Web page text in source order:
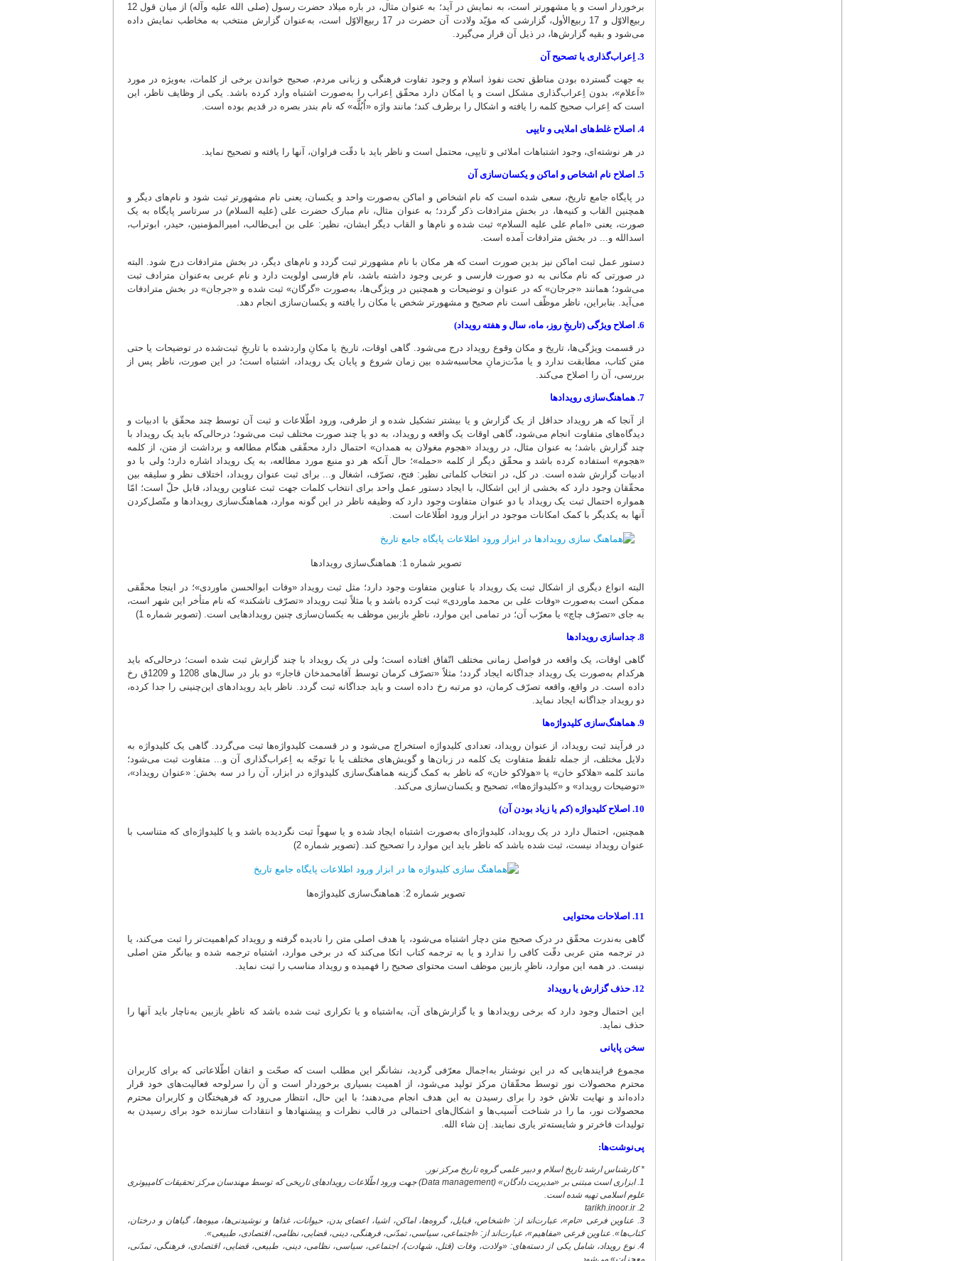
برخوردار است و یا مشهورتر است، به نمایش در آید؛ به عنوان مثال، در باره میلاد حضرت رسول (صلی الله علیه وآله) از میان قول 12
ربیع‌الاوّل و 17 ربیع‌الأول، گزارشی که مؤیّد ولادت آن حضرت در 17 ربیع‌الاوّل است، به‌عنوان گزارش منتخب به مخاطب نمایش داده
می‌شود و بقیه گزارش‌ها، در ذیل آن قرار می‌گیرد.
3. اِعراب‌گذاری یا تصحیح آن
به جهت گسترده بودن مناطق تحت نفوذ اسلام و وجود تفاوت فرهنگی و زبانی مردم، صحیح خواندن برخی از کلمات، به‌ویژه در مورد
«اَعلام»، بدون اِعراب‌گذاری مشکل است و یا امکان دارد محقّق اِعراب را به‌صورت اشتباه وارد کرده باشد. یکی از وظایف ناظر، این
است که اِعراب صحیح کلمه را یافته و اشکال را برطرف کند؛ مانند واژه «اُبُلَّه» که نام بندر بصره در قدیم بوده است.
4. اصلاح غلط‌های املایی و تایپی
در هر نوشته‌ای، وجود اشتباهات املائی و تایپی، محتمل است و ناظر باید با دقّت فراوان، آنها را یافته و تصحیح نماید.
5. اصلاح نام اشخاص و اماکن و یکسان‌سازی آن
در پایگاه جامع تاریخ، سعی شده است که نام اشخاص و اماکن به‌صورت واحد و یکسان، یعنی نام مشهورتر ثبت شود و نام‌های دیگر و
همچنین القاب و کنیه‌ها، در بخش مترادفات ذکر گردد؛ به عنوان مثال، نام مبارک حضرت علی (علیه السلام) در سرتاسر پایگاه به یک
صورت، یعنی «امام علی علیه السلام» ثبت شده و نام‌ها و القاب دیگر ایشان، نظیر: علی بن أبی‌طالب، امیرالمؤمنین، حیدر، ابوتراب،
اسدالله و... در بخش مترادفات آمده است.
دستور عمل ثبت اماکن نیز بدین صورت است که هر مکان با نام مشهورتر ثبت گردد و نام‌های دیگر، در بخش مترادفات درج شود. البته
در صورتی که نام مکانی به دو صورت فارسی و عربی وجود داشته باشد، نام فارسی اولویت دارد و نام عربی به‌عنوان مترادف ثبت
می‌شود؛ همانند «جرجان» که در عنوان و توضیحات و همچنین در ویژگی‌ها، به‌صورت «گرگان» ثبت شده و «جرجان» در بخش مترادفات
می‌آید. بنابراین، ناظر موظّف است نام صحیح و مشهورتر شخص یا مکان را یافته و یکسان‌سازی انجام دهد.
6. اصلاح ویژگی (تاریخِ روز، ماه، سال و هفته رویداد)
در قسمت ویژگی‌ها، تاریخ و مکان وقوع رویداد درج می‌شود. گاهی اوقات، تاریخ یا مکانِ واردشده با تاریخِ ثبت‌شده در توضیحات یا حتی
متن کتاب، مطابقت ندارد و یا مدّت‌زمانِ محاسبه‌شده بین زمان شروع و پایان یک رویداد، اشتباه است؛ در این صورت، ناظر پس از
بررسی، آن را اصلاح می‌کند.
7. هماهنگ‌سازی رویدادها
از آنجا که هر رویداد حداقل از یک گزارش و یا بیشتر تشکیل شده و از طرفی، ورود اطّلاعات و ثبت آن توسط چند محقّق با ادبیات و
دیدگاه‌های متفاوت انجام می‌شود، گاهی اوقات یک واقعه و رویداد، به دو یا چند صورت مختلف ثبت می‌شود؛ درحالی‌که باید یک رویداد با
چند گزارش باشد؛ به عنوان مثال، در رویداد «هجوم مغولان به همدان» احتمال دارد محقّقی هنگام مطالعه و برداشت از متن، از کلمه
«هجوم» استفاده کرده باشد و محقّق دیگر از کلمه «حمله»؛ حال آنکه هر دو منبع مورد مطالعه، به یک رویداد اشاره دارد؛ ولی با دو
ادبیات گزارش شده است. در کل، در انتخاب کلماتی نظیر: فتح، تصرّف، اشغال و... برای ثبت عنوان رویداد، اختلاف نظر و سلیقه بین
محقّقان وجود دارد که بخشی از این اشکال، با ایجاد دستور عمل واحد برای انتخاب کلمات جهت ثبت عناوین رویداد، قابل حلّ است؛ امّا
همواره احتمال ثبت یک رویداد با دو عنوان متفاوت وجود دارد که وظیفه ناظر در این گونه موارد، هماهنگ‌سازی رویدادها و متّصل‌کردن
آنها به یکدیگر با کمک امکانات موجود در ابزار ورود اطّلاعات است.
تصویر شماره 1: هماهنگ‌سازی رویدادها
البته انواع دیگری از اشکال ثبت یک رویداد با عناوین متفاوت وجود دارد؛ مثل ثبت رویداد «وفات ابوالحسن ماوردی»؛ در اینجا محقّقی
ممکن است به‌صورت «وفات علی بن محمد ماوردی» ثبت کرده باشد و یا مثلاً ثبت رویداد «تصرّف تاشکند» که نام متأخر این شهر است،
به جای «تصرّف چاچ» یا معرّب آن؛ در تمامی این موارد، ناظرِ بازبین موظف به یکسان‌سازی چنین رویدادهایی است. (تصویر شماره 1)
8. جداسازی رویدادها
گاهی اوقات، یک واقعه در فواصل زمانی مختلف اتّفاق افتاده است؛ ولی در یک رویداد با چند گزارش ثبت شده است؛ درحالی‌که باید
هرکدام به‌صورت یک رویداد جداگانه ایجاد گردد؛ مثلاً «تصرّف کرمان توسط آقامحمدخان قاجار» دو بار در سال‌های 1208 و 1209ق رخ
داده است. در واقع، واقعه تصرّف کرمان، دو مرتبه رخ داده است و باید جداگانه ثبت گردد. ناظر باید رویدادهای این‌چنینی را جدا کرده،
دو رویداد جداگانه ایجاد نماید.
9. هماهنگ‌سازی کلیدواژه‌ها
در فرآیند ثبت رویداد، از عنوان رویداد، تعدادی کلیدواژه استخراج می‌شود و در قسمت کلیدواژه‌ها ثبت می‌گردد. گاهی یک کلیدواژه به
دلایل مختلف، از جمله تلفظ متفاوت یک کلمه در زبان‌ها و گویش‌های مختلف یا با توجّه به اِعراب‌گذاری آن و... متفاوت ثبت می‌شود؛
مانند کلمه «هلاکو خان» یا «هولاکو خان» که ناظر به کمک گزینه هماهنگ‌سازی کلیدواژه در ابزار، آن را در سه بخش: «عنوان رویداد»،
«توضیحات رویداد» و «کلیدواژه‌ها»، تصحیح و یکسان‌سازی می‌کند.
10. اصلاح کلیدواژه (کم یا زیاد بودن آن)
همچنین، احتمال دارد در یک رویداد، کلیدواژه‌ای به‌صورت اشتباه ایجاد شده و یا سهواً ثبت نگردیده باشد و یا کلیدواژه‌ای که متناسب با
عنوان رویداد نیست، ثبت شده باشد که ناظر باید این موارد را تصحیح کند. (تصویر شماره 2)
تصویر شماره 2: هماهنگ‌سازی کلیدواژه‌ها
11. اصلاحات محتوایی
گاهی به‌ندرت محقّق در درک صحیح متن دچار اشتباه می‌شود، یا هدف اصلی متن را نادیده گرفته و رویداد کم‌اهمیت‌تر را ثبت می‌کند، یا
در ترجمه متن عربی دقّت کافی را ندارد و یا به ترجمه کتاب اتکا می‌کند که در برخی موارد، اشتباه ترجمه شده و بیانگر متن اصلی
نیست. در همه این موارد، ناظرِ بازبین موظف است محتوای صحیح را فهمیده و رویداد مناسب را ثبت نماید.
12. حذف گزارش یا رویداد
این احتمال وجود دارد که برخی رویدادها و یا گزارش‌های آن، به‌اشتباه و یا تکراری ثبت شده باشد که ناظرِ بازبین به‌ناچار باید آنها را
حذف نماید.
سخن پایانی
مجموع فرایندهایی که در این نوشتار به‌اجمال معرّفی گردید، نشانگر این مطلب است که صحّت و اتقان اطّلاعاتی که برای کاربران
محترم محصولات نور توسط محقّقان مرکز تولید می‌شود، از اهمیت بسیاری برخوردار است و آن را سرلوحه فعالیت‌های خود قرار
داده‌اند و نهایت تلاش خود را برای رسیدن به این هدف انجام می‌دهند؛ با این حال، انتظار می‌رود که فرهیختگان و کاربران محترم
محصولات نور، ما را در شناخت آسیب‌ها و اشکال‌های احتمالی در قالب نظرات و پیشنهادها و انتقادات سازنده خود برای رسیدن به
تولیدات فاخرتر و شایسته‌تر یاری نمایند. إن شاء الله.
پی‌نوشت‌ها:
* کارشناس ارشد تاریخ اسلام و دبیر علمی گروه تاریخ مرکز نور.
1. ابزاری است مبتنی بر «مدیریت دادگان» (Data management) جهت ورود اطّلاعات رویدادهای تاریخی که توسط مهندسان مرکز تحقیقات کامپیوتری
علوم اسلامی تهیه شده است.
2. tarikh.inoor.ir
3. عناوین فرعی «نام»، عبارت‌اند از: «اشخاص، قبایل، گروه‌ها، اماکن، اشیا، اعضای بدن، حیوانات، غذاها و نوشیدنی‌ها، میوه‌ها، گیاهان و درختان،
کتاب‌ها». عناوین فرعی «مفاهیم»، عبارت‌اند از: «اجتماعی، سیاسی، تمدّنی، فرهنگی، دینی، قضایی، نظامی، اقتصادی، طبیعی».
4. نوع رویداد، شامل یکی از دسته‌های: «ولادت، وفات (قتل، شهادت)، اجتماعی، سیاسی، نظامی، دینی، طبیعی، قضایی، اقتصادی، فرهنگی، تمدّنی،